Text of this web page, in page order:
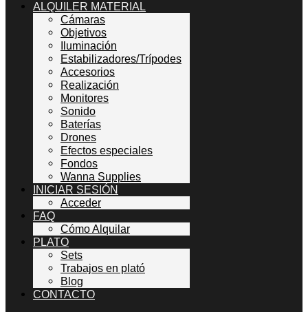
ALQUILER MATERIAL
Cámaras
Objetivos
Iluminación
Estabilizadores/Trípodes
Accesorios
Realización
Monitores
Sonido
Baterías
Drones
Efectos especiales
Fondos
Wanna Supplies
INICIAR SESIÓN
Acceder
FAQ
Cómo Alquilar
PLATO
Sets
Trabajos en plató
Blog
CONTACTO